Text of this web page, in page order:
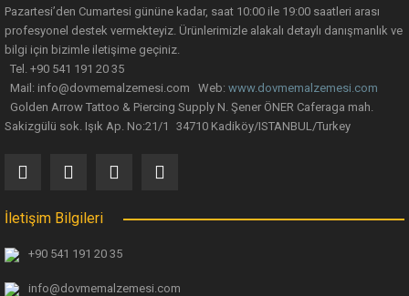
Pazartesi’den Cumartesi gününe kadar, saat 10:00 ile 19:00 saatleri arası
profesyonel destek vermekteyiz. Ürünlerimizle alakalı detaylı danışmanlık ve
bilgi için bizimle iletişime geçiniz.
Tel. +90 541 191 20 35
Mail: info@dovmemalzemesi.com Web: www.dovmemalzemesi.com
Golden Arrow Tattoo & Piercing Supply N. Şener ÖNER Caferaga mah.
Sakizgülü sok. Işık Ap. No:21/1 34710 Kadiköy/ISTANBUL/Turkey
İletişim Bilgileri
+90 541 191 20 35
info@dovmemalzemesi.com